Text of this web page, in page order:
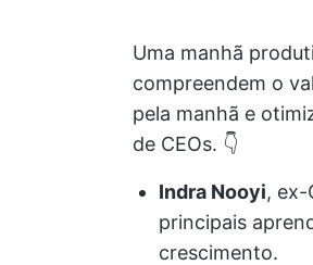
Uma manhã
compreendem o
pela manhã e
de CEOs. 👇
Indra Nooyi, ex-
principais
crescimento.